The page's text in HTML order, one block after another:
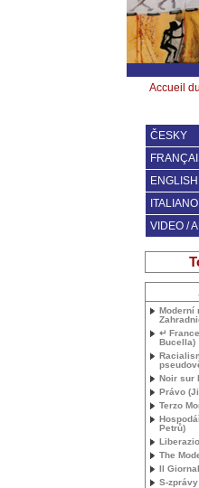
Accueil
ČESKY
ENGLISH
ITALIANO
VIDEO /
Moderní
↵
Bucella)
Noir sur
Právo
Terzo
Petrů)
The
Il
S-